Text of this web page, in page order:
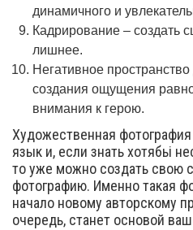
динамичного и
Кадрирование – создать
лишнее.
Негативное
создания ощущения
внимания к герою.
Художественная
язык и, если знать хотябьі
то уже можно создать свою
фотографию. Именно такая
начало новому авторскому
очередь, станет основой